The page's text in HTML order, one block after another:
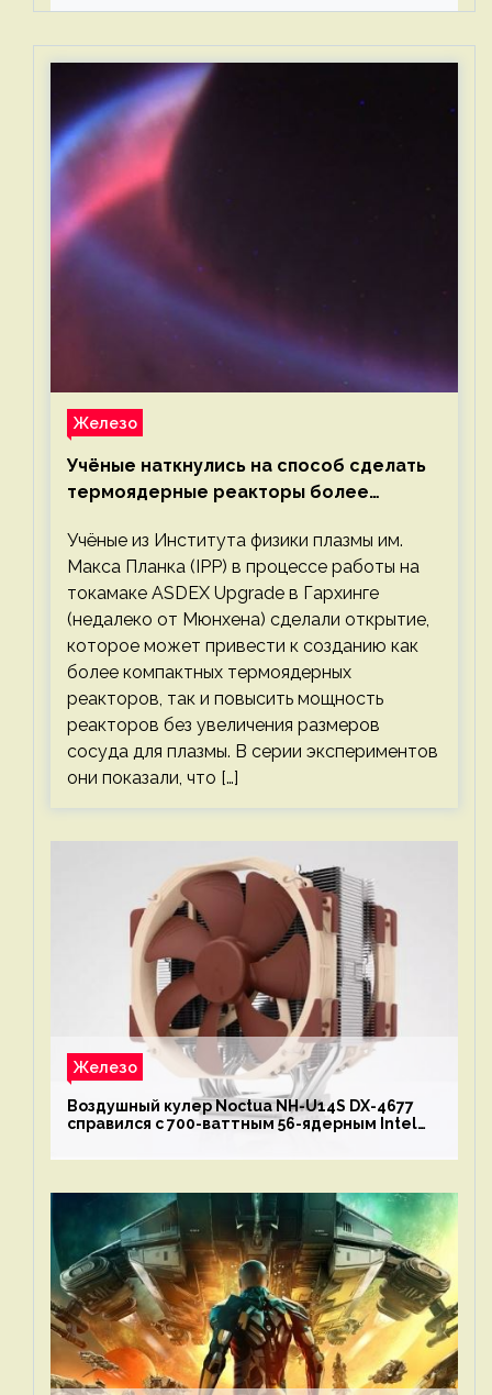
Железо
Учёные наткнулись на способ сделать
термоядерные реакторы более
Учёные из Института физики плазмы им.
Макса Планка (IPP) в процессе работы на
токамаке ASDEX Upgrade в Гархинге
(недалеко от Мюнхена) сделали открытие,
которое может привести к созданию как
более компактных термоядерных
реакторов, так и повысить мощность
реакторов без увеличения размеров
сосуда для плазмы. В серии экспериментов
они показали, что […]
Железо
Воздушный кулер Noctua NH-U14S DX-4677
справился с 700-ваттным 56-ядерным Intel